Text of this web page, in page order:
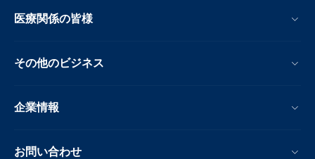
医療関係の皆様
その他のビジネス
企業情報
お問い合わせ